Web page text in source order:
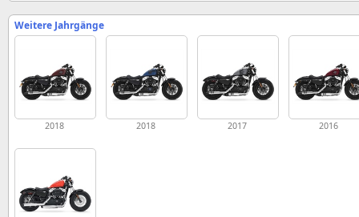
Weitere Jahrgänge
2018 2018 2017 2016